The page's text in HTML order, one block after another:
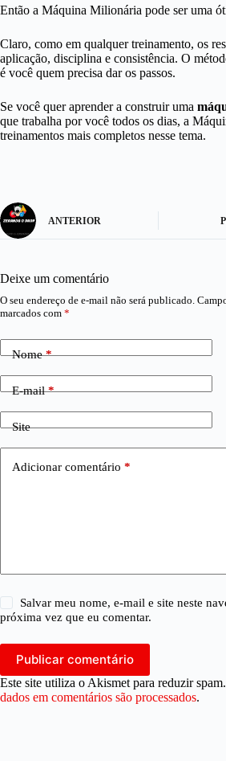
Então a Máquina Milionária pode ser uma
Claro, como em qualquer treinamento, os
aplicação, disciplina e consistência. O
é você quem precisa dar os passos.
Se você quer aprender a construir uma
que trabalha por você todos os dias, a
treinamentos mais completos nesse tema.
ANTERIOR
Deixe um comentário
O seu endereço de e-mail não será publicado.
marcados com *
Nome*
E-mail*
Site
Adicionar comentário *
Salvar meu nome, e-mail e site neste
próxima vez que eu comentar.
Publicar comentário
Este site utiliza o Akismet para reduzir spam.
dados em comentários são processados.